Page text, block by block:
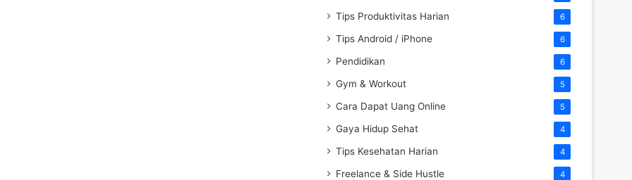
Tips Produktivitas Harian 6
Tips Android / iPhone 6
Pendidikan 6
Gym & Workout 5
Cara Dapat Uang Online 5
Gaya Hidup Sehat 4
Tips Kesehatan Harian 4
Freelance & Side Hustle 4